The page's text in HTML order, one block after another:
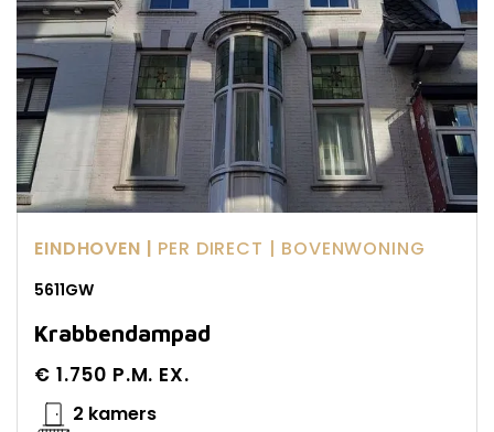
EINDHOVEN | PER DIRECT | BOVENWONING
5611GW
Krabbendampad
€ 1.750 P.M. EX.
2 kamers